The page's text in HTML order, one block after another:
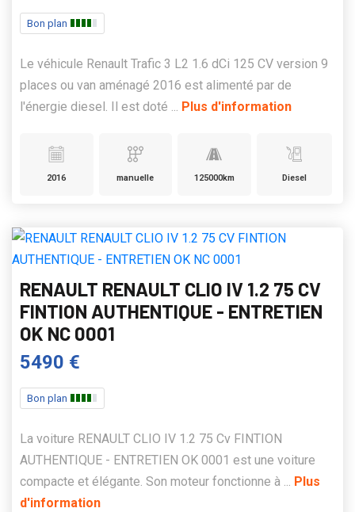
Bon plan
Le véhicule Renault Trafic 3 L2 1.6 dCi 125 CV version 9
places ou van aménagé 2016 est alimenté par de
l'énergie diesel. Il est doté ... Plus d'information
2016 manuelle 125000km Diesel
RENAULT RENAULT CLIO IV 1.2 75 CV
FINTION AUTHENTIQUE - ENTRETIEN
OK NC 0001
5490 €
Bon plan
La voiture RENAULT CLIO IV 1.2 75 Cv FINTION
AUTHENTIQUE - ENTRETIEN OK 0001 est une voiture
compacte et élégante. Son moteur fonctionne à ... Plus
d'information